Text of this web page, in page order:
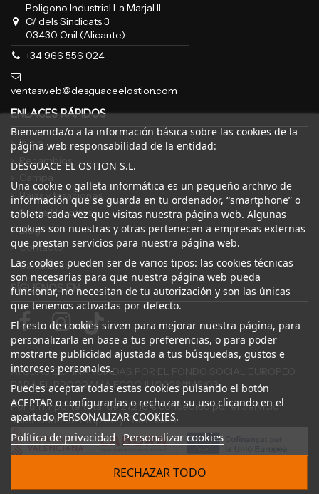
Poligono Industrial La Marjal II
C/ dels Sindicats 3
03430 Onil (Alicante)
+34 966 556 024
ventasweb@desguaceelostion.com
ENLACES RÁPIDOS
Inicio
Recambios
Bajas y tasaciones
Sobre Nosotros
Blog
Contacto
Canal Ético
Bienvenida/o a la información básica sobre las cookies de la
página web responsabilidad de la entidad:
DESGUACE EL OSTION S.L.
Una cookie o galleta informática es un pequeño archivo de
información que se guarda en tu ordenador, “smartphone” o
tableta cada vez que visitas nuestra página web. Algunas
cookies son nuestras y otras pertenecen a empresas externas
que prestan servicios para nuestra página web.
Las cookies pueden ser de varios tipos: las cookies técnicas
son necesarias para que nuestra página web pueda
funcionar, no necesitan de tu autorización y son las únicas
que tenemos activadas por defecto.
El resto de cookies sirven para mejorar nuestra página, para
personalizarla en base a tus preferencias, o para poder
mostrarte publicidad ajustada a tus búsquedas, gustos e
intereses personales.
Puedes aceptar todas estas cookies pulsando el botón
ACEPTAR o configurarlas o rechazar su uso clicando en el
apartado PERSONALIZAR COOKIES.
Política de privacidad Personalizar cookies
RECHAZAR TODO
SÍGUENOS EN
AYUDAS COFINANCIADAS POR EL FONDO SOCIAL EUROPEO
PARA EL PROGRAMA ECOGJU/2023/1143/03
Por un importe total de 27.216 € concedido por el Servicio
Valenciano de Empleo y Formación.